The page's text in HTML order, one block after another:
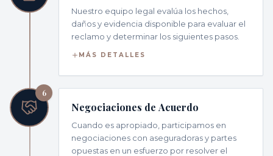
Nuestro equipo legal evalúa los hechos,
daños y evidencia disponible para evaluar el
reclamo y determinar los siguientes pasos.
MÁS DETALLES
6
Negociaciones de Acuerdo
Cuando es apropiado, participamos en
negociaciones con aseguradoras y partes
opuestas en un esfuerzo por resolver el